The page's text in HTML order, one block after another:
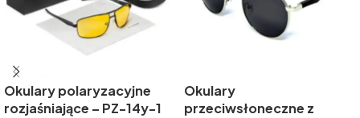
Okulary polaryzacyjne
rozjaśniające – PZ-14y-1
Okulary
przeciwsłoneczne z